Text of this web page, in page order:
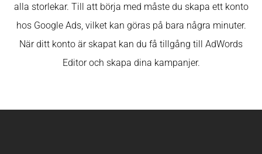
alla storlekar. Till att börja med måste du skapa ett konto
hos Google Ads, vilket kan göras på bara några minuter.
När ditt konto är skapat kan du få tillgång till AdWords
Editor och skapa dina kampanjer.